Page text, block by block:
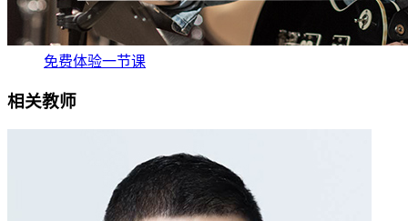
免费体验一节课
相关教师